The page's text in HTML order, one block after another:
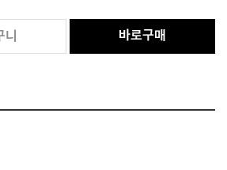
니 바로구매